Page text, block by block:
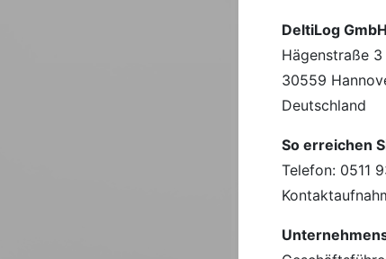
DeltiLog GmbH
Hägenstraße 3
30559
Deutschland
So erreichen
Telefon: 0511